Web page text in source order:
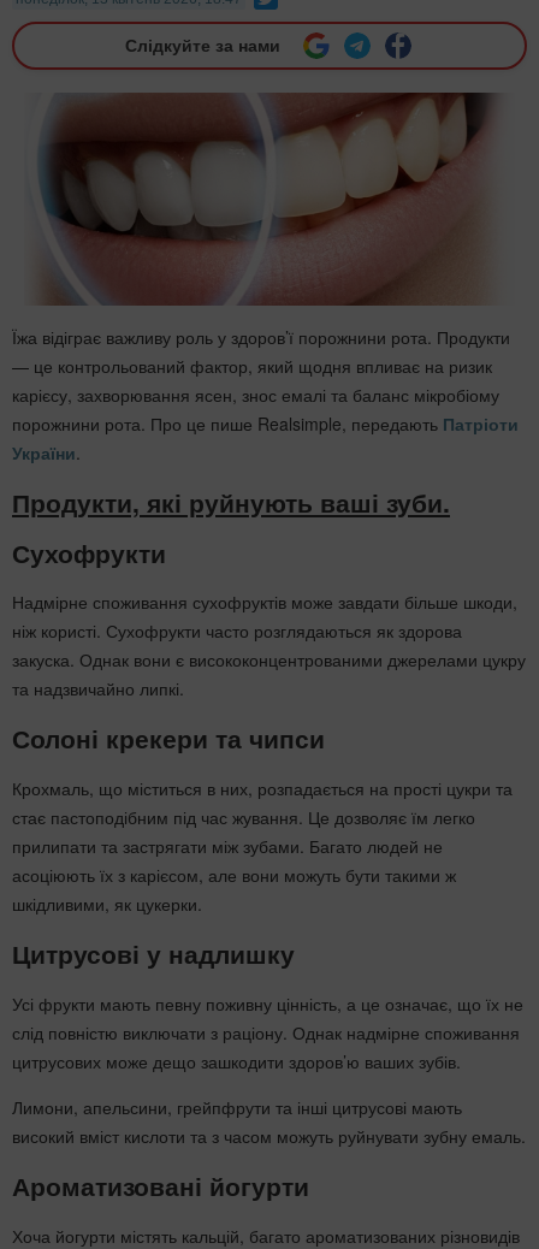
Слідкуйте за нами
Їжа відіграє важливу роль у здоров’ї порожнини рота. Продукти
— це контрольований фактор, який щодня впливає на ризик
карієсу, захворювання ясен, знос емалі та баланс мікробіому
порожнини рота. Про це пише Realsimple, передають Патріоти
України
Продукти, які руйнують ваші зуби.
Сухофрукти
Надмірне споживання сухофруктів може завдати більше шкоди,
ніж користі. Сухофрукти часто розглядаються як здорова
закуска. Однак вони є висококонцентрованими джерелами цукру
та надзвичайно липкі.
Солоні крекери та чипси
Крохмаль, що міститься в них, розпадається на прості цукри та
стає пастоподібним під час жування. Це дозволяє їм легко
прилипати та застрягати між зубами. Багато людей не
асоціюють їх з карієсом, але вони можуть бути такими ж
шкідливими, як цукерки.
Цитрусові у надлишку
Усі фрукти мають певну поживну цінність, а це означає, що їх не
слід повністю виключати з раціону. Однак надмірне споживання
цитрусових може дещо зашкодити здоров’ю ваших зубів.
Лимони, апельсини, грейпфрути та інші цитрусові мають
високий вміст кислоти та з часом можуть руйнувати зубну емаль.
Ароматизовані йогурти
Хоча йогурти містять кальцій, багато ароматизованих різновидів